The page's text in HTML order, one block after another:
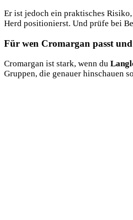
Er ist jedoch ein praktisches
Herd positionierst. Und prüfe bei
Für wen Cromargan passt
Cromargan ist stark, wenn du
Gruppen, die genauer hinschauen